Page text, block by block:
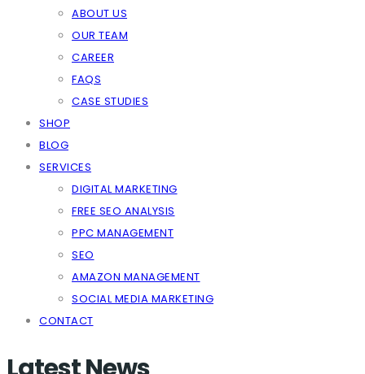
ABOUT US
OUR TEAM
CAREER
FAQS
CASE STUDIES
SHOP
BLOG
SERVICES
DIGITAL MARKETING
FREE SEO ANALYSIS
PPC MANAGEMENT
SEO
AMAZON MANAGEMENT
SOCIAL MEDIA MARKETING
CONTACT